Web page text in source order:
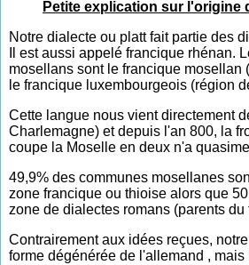
Petite explication sur l'origine
Notre dialecte ou platt fait partie des
Il est aussi appelé francique rhénan.
mosellans sont le francique mosellan
le francique luxembourgeois (région
Cette langue nous vient directement
Charlemagne) et depuis l'an 800, la
coupe la Moselle en deux n'a
49,9% des communes mosellanes
zone francique ou thioise alors que
zone de dialectes romans (parents du
Contrairement aux idées reçues,
forme dégénérée de l'allemand ,